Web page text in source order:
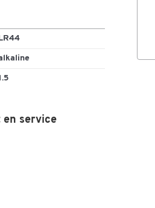
Recupel-inzamelpunt
toekomst.
worden hergebruikt
en service